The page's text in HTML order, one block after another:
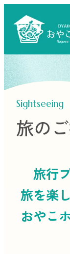
Sightseeing
旅の
旅行
旅を楽
おやこ